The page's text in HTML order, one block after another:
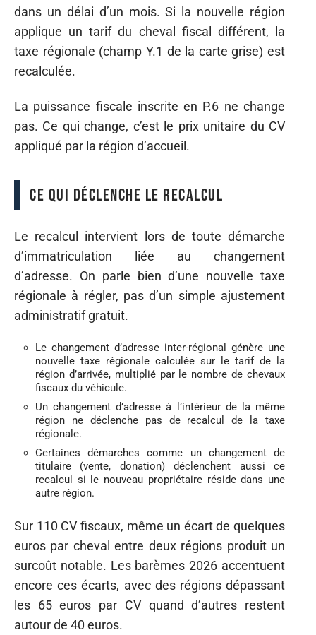
dans un délai d’un mois. Si la nouvelle région
applique un tarif du cheval fiscal différent, la
taxe régionale (champ Y.1 de la carte grise) est
recalculée.
La puissance fiscale inscrite en P.6 ne change
pas. Ce qui change, c’est le prix unitaire du CV
appliqué par la région d’accueil.
Ce qui déclenche le recalcul
Le recalcul intervient lors de toute démarche
d’immatriculation liée au changement
d’adresse. On parle bien d’une nouvelle taxe
régionale à régler, pas d’un simple ajustement
administratif gratuit.
Le changement d’adresse inter-régional génère une
nouvelle taxe régionale calculée sur le tarif de la
région d’arrivée, multiplié par le nombre de chevaux
fiscaux du véhicule.
Un changement d’adresse à l’intérieur de la même
région ne déclenche pas de recalcul de la taxe
régionale.
Certaines démarches comme un changement de
titulaire (vente, donation) déclenchent aussi ce
recalcul si le nouveau propriétaire réside dans une
autre région.
Sur 110 CV fiscaux, même un écart de quelques
euros par cheval entre deux régions produit un
surcoût notable. Les barèmes 2026 accentuent
encore ces écarts, avec des régions dépassant
les 65 euros par CV quand d’autres restent
autour de 40 euros.